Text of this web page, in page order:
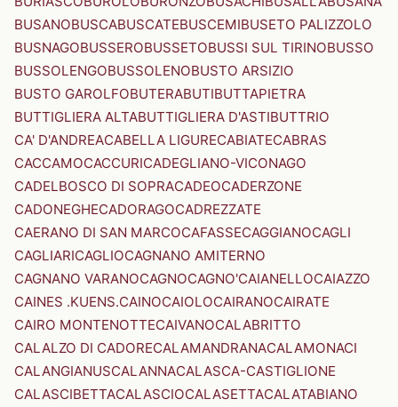
BUSANOBUSCABUSCATEBUSCEMIBUSETO PALIZZOLO
BUSNAGOBUSSEROBUSSETOBUSSI SUL TIRINOBUSSO
BUSSOLENGOBUSSOLENOBUSTO ARSIZIO
BUSTO GAROLFOBUTERABUTIBUTTAPIETRA
BUTTIGLIERA ALTABUTTIGLIERA D'ASTIBUTTRIO
CA' D'ANDREACABELLA LIGURECABIATECABRAS
CACCAMOCACCURICADEGLIANO-VICONAGO
CADELBOSCO DI SOPRACADEOCADERZONE
CADONEGHECADORAGOCADREZZATE
CAERANO DI SAN MARCOCAFASSECAGGIANOCAGLI
CAGLIARICAGLIOCAGNANO AMITERNO
CAGNANO VARANOCAGNOCAGNO'CAIANELLOCAIAZZO
CAINES .KUENS.CAINOCAIOLOCAIRANOCAIRATE
CAIRO MONTENOTTECAIVANOCALABRITTO
CALALZO DI CADORECALAMANDRANACALAMONACI
CALANGIANUSCALANNACALASCA-CASTIGLIONE
CALASCIBETTACALASCIOCALASETTACALATABIANO